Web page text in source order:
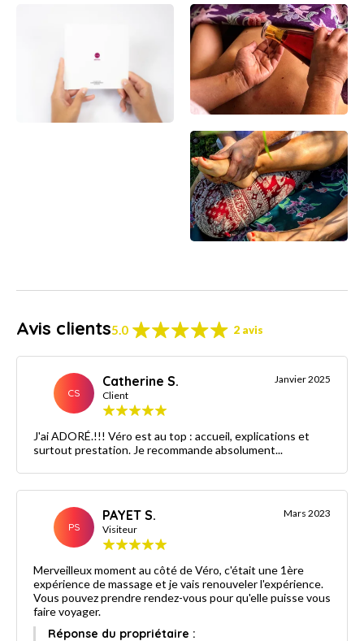
Avis clients5.0 2 avis
CS
Catherine S.
Client
Janvier 2025
J'ai ADORÉ.!!! Véro est au top : accueil, explications et
surtout prestation. Je recommande absolument...
PS
PAYET S.
Visiteur
Mars 2023
Merveilleux moment au côté de Véro, c'était une 1ère
expérience de massage et je vais renouveler l'expérience.
Vous pouvez prendre rendez-vous pour qu'elle puisse vous
faire voyager.
Réponse du propriétaire :